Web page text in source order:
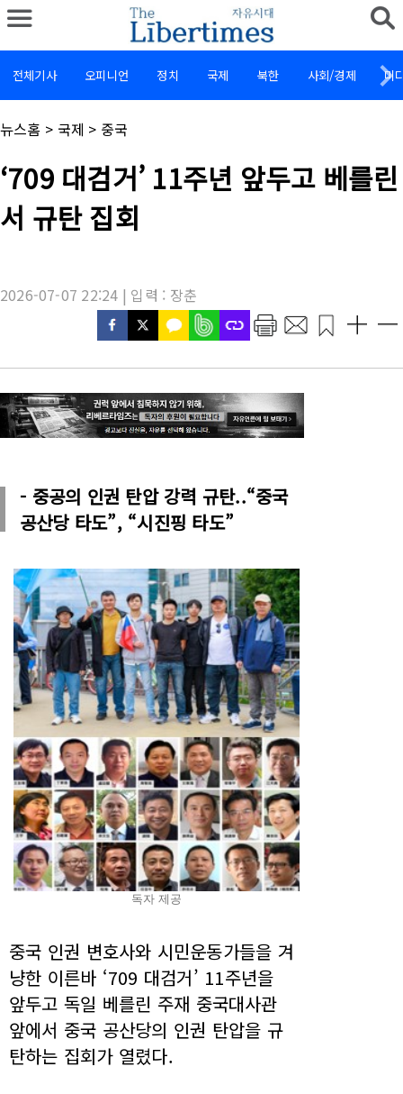
전체기사 오피니언 정치 국제 북한 사회/경제 미
채
널
:
뉴스홈 > 국제 > 중국
기
사
목
:
‘709 대검거’ 11주년 앞두고 베를린
서 규탄 집회
2026-07-07 22:24 | 입력 : 장춘
- 중공의 인권 탄압 강력 규탄..“중국
공산당 타도”, “시진핑 타도”
독자 제공
중국 인권 변호사와 시민운동가들을 겨
냥한 이른바 ‘709 대검거’ 11주년을
앞두고 독일 베를린 주재 중국대사관
앞에서 중국 공산당의 인권 탄압을 규
탄하는 집회가 열렸다.